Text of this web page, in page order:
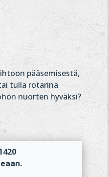
pääsemisestä,
tulla rotarina
nuorten hyväksi?